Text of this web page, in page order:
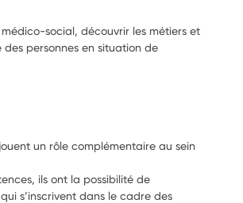
social, découvrir les métiers et
personnes en situation de
un rôle complémentaire au sein
ils ont la possibilité de
s’inscrivent dans le cadre des